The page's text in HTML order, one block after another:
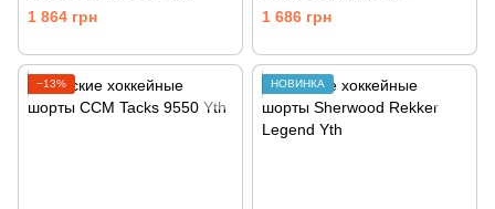
1 864 грн 1 686 грн
−13% НОВИНКА